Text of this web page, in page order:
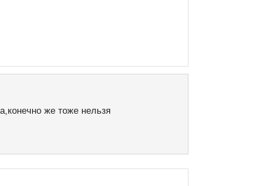
же тоже нельзя